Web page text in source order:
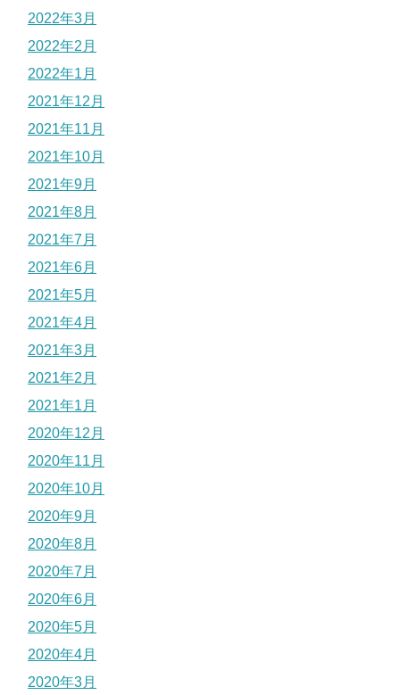
2022年3月
2022年2月
2022年1月
2021年12月
2021年11月
2021年10月
2021年9月
2021年8月
2021年7月
2021年6月
2021年5月
2021年4月
2021年3月
2021年2月
2021年1月
2020年12月
2020年11月
2020年10月
2020年9月
2020年8月
2020年7月
2020年6月
2020年5月
2020年4月
2020年3月